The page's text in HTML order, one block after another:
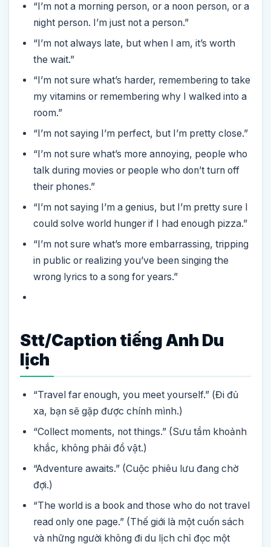
“I’m not a morning person, or a noon person, or a
night person. I’m just not a person.”
“I’m not always late, but when I am, it’s worth
the wait.”
“I’m not sure what’s harder, remembering to take
my vitamins or remembering why I walked into a
room.”
“I’m not saying I’m perfect, but I’m pretty close.”
“I’m not sure what’s more annoying, people who
talk during movies or people who don’t turn off
their phones.”
“I’m not saying I’m a genius, but I’m pretty sure I
could solve world hunger if I had enough pizza.”
“I’m not sure what’s more embarrassing, tripping
in public or realizing you’ve been singing the
wrong lyrics to a song for years.”
Stt/Caption tiếng Anh Du
lịch
“Travel far enough, you meet yourself.” (Đi đủ
xa, bạn sẽ gặp được chính mình.)
“Collect moments, not things.” (Sưu tầm khoảnh
khắc, không phải đồ vật.)
“Adventure awaits.” (Cuộc phiêu lưu đang chờ
đợi.)
“The world is a book and those who do not travel
read only one page.” (Thế giới là một cuốn sách
và những người không đi du lịch chỉ đọc một